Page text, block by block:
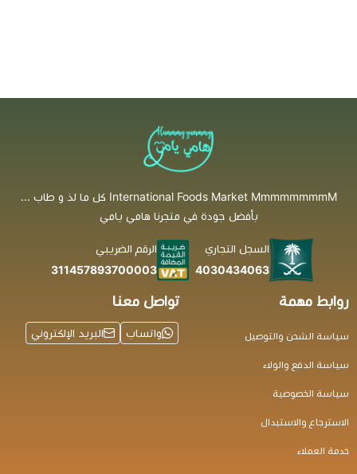
International Foods Market MmmmmmmmM كل ما لذ و طاب ...
بأفضل جودة في متجرنا هامي يامي
السجل التجاري
4030434063
الرقم الضريبي
311457893700003
روابط مهمة
سياسة الشحن والتوصيل
سياسة الدفع والولاء
سياسة الخصوصية
الاسترجاع والاستبدال
خدمة العملاء
تواصل معنا
واتساب البريد الإلكتروني